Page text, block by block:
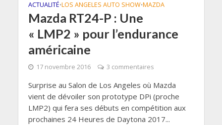
ACTUALITÉ•LOS ANGELES AUTO SHOW•MAZDA
Mazda RT24-P : Une
« LMP2 » pour l’endurance
américaine
17 novembre 2016 3 commentaires
Surprise au Salon de Los Angeles où Mazda
vient de dévoiler son prototype DPi (proche
LMP2) qui fera ses débuts en compétition aux
prochaines 24 Heures de Daytona 2017...